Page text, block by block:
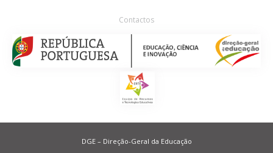
Contactos
DGE – Direção-Geral da Educação